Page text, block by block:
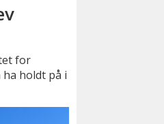
for
holdt på i